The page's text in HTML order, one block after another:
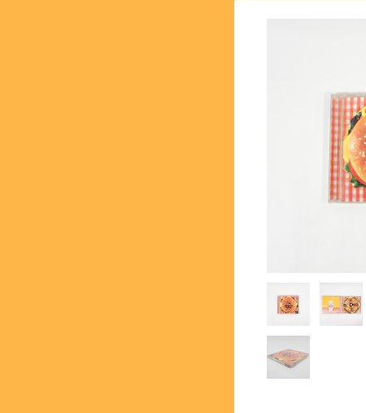
【GB】ゲームボーイ -
【PS】プレイステーショ
【NG】ネオジオ -
【SS】セガサターン -
【DC】ドリームキャスト